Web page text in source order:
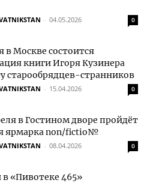
- 04.05.2026 0
в Москве состоится
книги Игоря Кузинера
старообрядцев-странников
- 15.04.2026 0
в Гостином дворе пройдёт
ярмарка non/fictio№
- 08.04.2026 0
в «Пивотеке 465»